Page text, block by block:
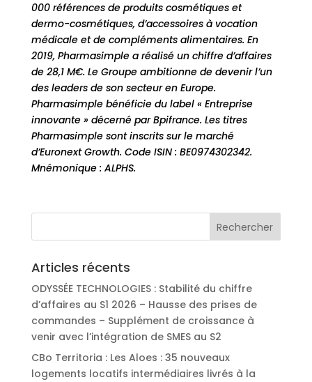
000 références de produits cosmétiques et
dermo-cosmétiques, d’accessoires à vocation
médicale et de compléments alimentaires. En
2019, Pharmasimple a réalisé un chiffre d’affaires
de 28,1 M€. Le Groupe ambitionne de devenir l’un
des leaders de son secteur en Europe.
Pharmasimple bénéficie du label « Entreprise
innovante » décerné par Bpifrance. Les titres
Pharmasimple sont inscrits sur le marché
d’Euronext Growth. Code ISIN : BE0974302342.
Mnémonique : ALPHS.
Articles récents
ODYSSÉE TECHNOLOGIES : Stabilité du chiffre
d’affaires au S1 2026 – Hausse des prises de
commandes – Supplément de croissance à
venir avec l’intégration de SMES au S2
CBo Territoria : Les Aloes : 35 nouveaux
logements locatifs intermédiaires livrés à la